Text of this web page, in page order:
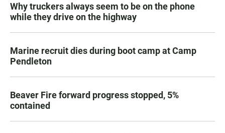
Why truckers always seem to be on the phone
while they drive on the highway
Marine recruit dies during boot camp at Camp
Pendleton
Beaver Fire forward progress stopped, 5%
contained